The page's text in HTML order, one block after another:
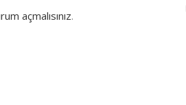
açmalısınız.